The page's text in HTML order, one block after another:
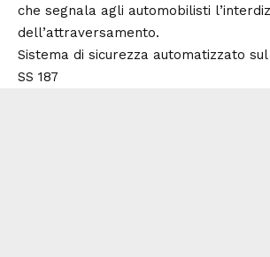
che segnala agli automobilisti
dell’attraversamento.
Sistema di sicurezza automatizzato
SS 187